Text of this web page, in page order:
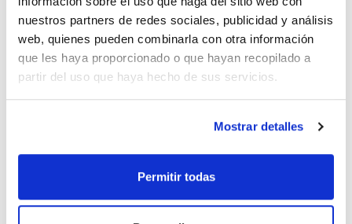
nuestros partners de redes sociales, publicidad y análisis
web, quienes pueden combinarla con otra información
que les haya proporcionado o que hayan recopilado a
partir del uso que haya hecho de sus servicios.
Mostrar detalles
Permitir todas
Referencia
00T3308-33
Envase
Precio
Comprar
Disponibilidad
Ver stock
externo (mm)
interno (mm)
(mm)